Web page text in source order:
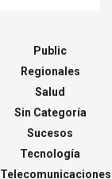
Public
Regionales
Salud
Sin Categoría
Sucesos
Tecnología
Telecomunicaciones